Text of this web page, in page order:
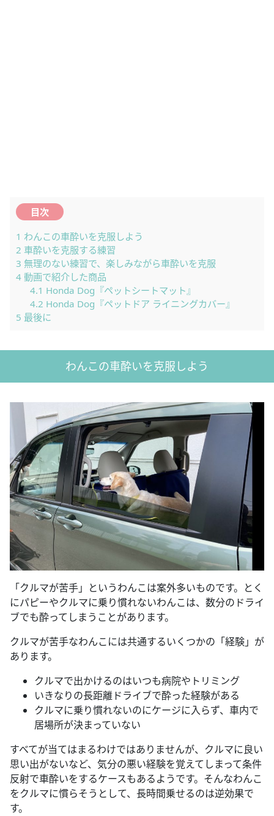
目次
1 わんこの車酔いを克服しよう
2 車酔いを克服する練習
3 無理のない練習で、楽しみながら車酔いを克服
4 動画で紹介した商品
4.1 Honda Dog『ペットシートマット』
4.2 Honda Dog『ペットドア ライニングカバー』
5 最後に
わんこの車酔いを克服しよう
「クルマが苦手」というわんこは案外多いものです。とく
にパピーやクルマに乗り慣れないわんこは、数分のドライ
ブでも酔ってしまうことがあります。
クルマが苦手なわんこには共通するいくつかの「経験」が
あります。
クルマで出かけるのはいつも病院やトリミング
いきなりの長距離ドライブで酔った経験がある
クルマに乗り慣れないのにケージに入らず、車内で
居場所が決まっていない
すべてが当てはまるわけではありませんが、クルマに良い
思い出がないなど、気分の悪い経験を覚えてしまって条件
反射で車酔いをするケースもあるようです。そんなわんこ
をクルマに慣らそうとして、長時間乗せるのは逆効果で
す。